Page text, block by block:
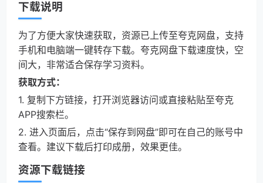
下载说明
为了方便大家快速获取，资源已上传至夸克网盘，支持
手机和电脑端一键转存下载。夸克网盘下载速度快，空
间大，非常适合保存学习资料。
获取方式：
1. 复制下方链接，打开浏览器访问或直接粘贴至夸克
APP搜索栏。
2. 进入页面后，点击“保存到网盘”即可在自己的账号中
查看。建议下载后打印成册，效果更佳。
资源下载链接